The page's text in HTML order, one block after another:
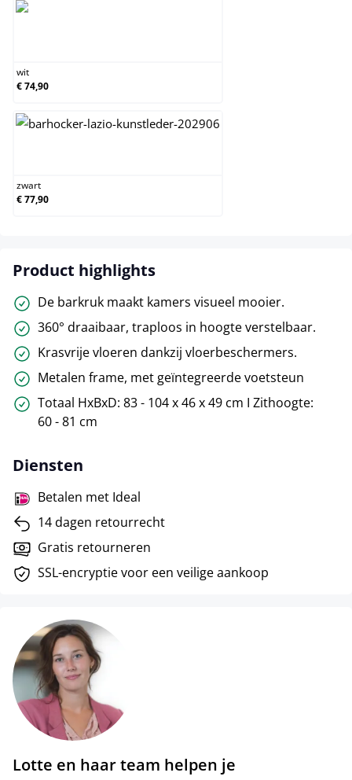
wit
€ 74,90
zwart
€ 77,90
Product highlights
De barkruk maakt kamers visueel mooier.
360° draaibaar, traploos in hoogte verstelbaar.
Krasvrije vloeren dankzij vloerbeschermers.
Metalen frame, met geïntegreerde voetsteun
Totaal HxBxD: 83 - 104 x 46 x 49 cm I Zithoogte:
60 - 81 cm
Diensten
Betalen met Ideal
14 dagen retourrecht
Gratis retourneren
SSL-encryptie voor een veilige aankoop
Lotte en haar team helpen je